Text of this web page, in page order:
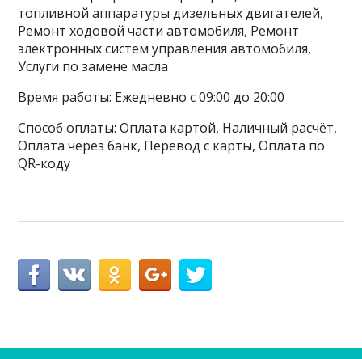
топливной аппаратуры дизельных двигателей,
Ремонт ходовой части автомобиля, Ремонт
электронных систем управления автомобиля,
Услуги по замене масла
Время работы: Ежедневно с 09:00 до 20:00
Способ оплаты: Оплата картой, Наличный расчёт,
Оплата через банк, Перевод с карты, Оплата по
QR-коду